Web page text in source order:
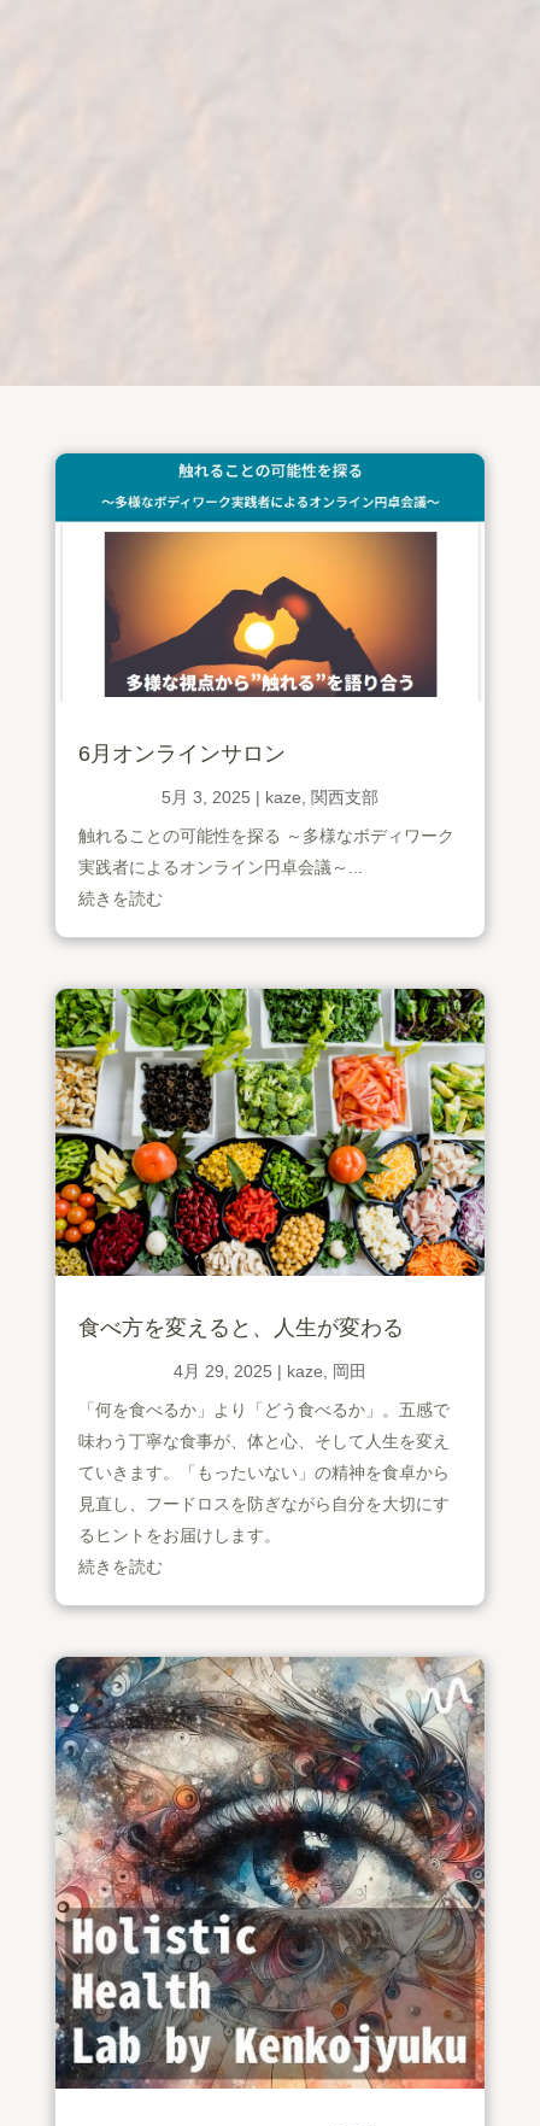
6月オンラインサロン
5月 3, 2025 | kaze
関西支部
触れることの可能性を探る ～多様なボディワーク
実践者によるオンライン円卓会議～...
続きを読む
食べ方を変えると、人生が変わる
4月 29, 2025 | kaze
岡田
「何を食べるか」より「どう食べるか」。五感で
味わう丁寧な食事が、体と心、そして人生を変え
ていきます。「もったいない」の精神を食卓から
見直し、フードロスを防ぎながら自分を大切にす
るヒントをお届けします。
続きを読む